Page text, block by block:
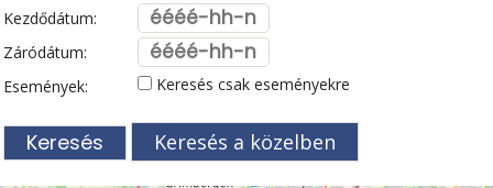
Kezdődátum:
Záródátum:
Események:
Keresés csak eseményekre
Keresés a közelben